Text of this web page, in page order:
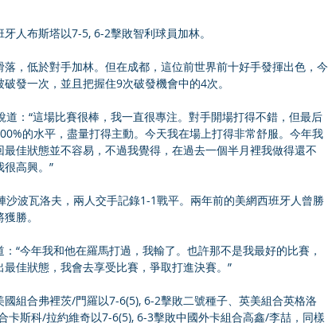
人布斯塔以7-5, 6-2擊敗智利球員加林。
，低於對手加林。但在成都，這位前世界前十好手發揮出色，今
發一次，並且把握住9次破發機會中的4次。
：“這場比賽很棒，我一直很專注。對手開場打得不錯，但最后
的水平，盡量打得主動。今天我在場上打得非常舒服。今年我
佳狀態並不容易，不過我覺得，在過去一個半月裡我做得還不
高興。”
沙波瓦洛夫，兩人交手記錄1-1戰平。兩年前的美網西班牙人曾勝
勝。
“今年我和他在羅馬打過，我輸了。也許那不是我最好的比賽，
佳狀態，我會去享受比賽，爭取打進決賽。”
組合弗裡茨/門羅以7-6(5), 6-2擊敗二號種子、英美組合英格洛
卡斯科/拉約維奇以7-6(5), 6-3擊敗中國外卡組合高鑫/李喆，同樣